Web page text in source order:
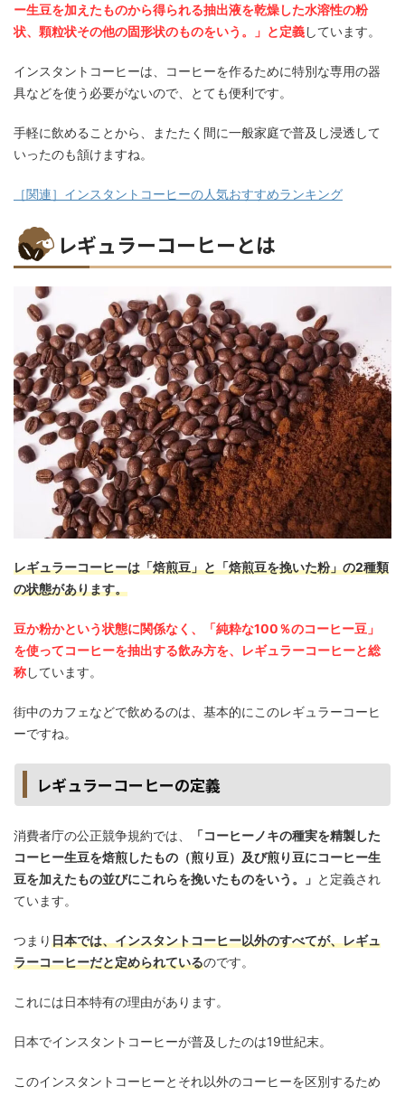
ー生豆を加えたものから得られる抽出液を乾燥した水溶性の粉
状、顆粒状その他の固形状のものをいう。」と定義しています。
インスタントコーヒーは、コーヒーを作るために特別な専用の器
具などを使う必要がないので、とても便利です。
手軽に飲めることから、またたく間に一般家庭で普及し浸透して
いったのも頷けますね。
［関連］インスタントコーヒーの人気おすすめランキング
レギュラーコーヒーとは
レギュラーコーヒーは「焙煎豆」と「焙煎豆を挽いた粉」の2種類
の状態があります。
豆か粉かという状態に関係なく、「純粋な100％のコーヒー豆」
を使ってコーヒーを抽出する飲み方を、レギュラーコーヒーと総
称しています。
街中のカフェなどで飲めるのは、基本的にこのレギュラーコーヒ
ーですね。
レギュラーコーヒーの定義
消費者庁の公正競争規約では、
「コーヒーノキの種実を精製した
コーヒー生豆を焙煎したもの（煎り豆）及び煎り豆にコーヒー生
豆を加えたもの並びにこれらを挽いたものをいう。」 と定義され
ています。
つまり日本では、インスタントコーヒー以外のすべてが、レギュ
ラーコーヒーだと定められているのです。
これには日本特有の理由があります。
日本でインスタントコーヒーが普及したのは19世紀末。
このインスタントコーヒーとそれ以外のコーヒーを区別するため